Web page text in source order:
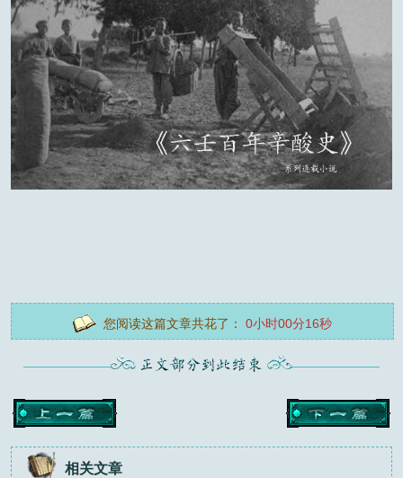
您阅读这篇文章共花了： 0小时00分16秒
相关文章